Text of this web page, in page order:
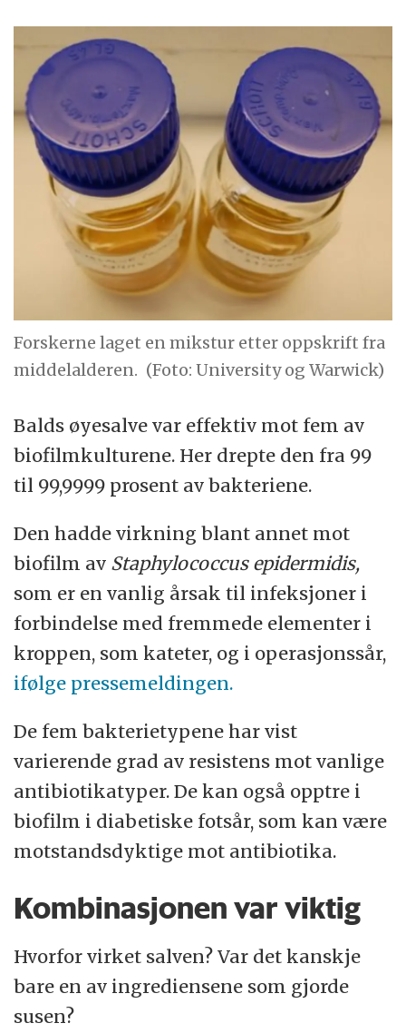
Forskerne laget en mikstur etter oppskrift fra
middelalderen. (Foto: University og Warwick)
Balds øyesalve var effektiv mot fem av
biofilmkulturene. Her drepte den fra 99
til 99,9999 prosent av bakteriene.
Den hadde virkning blant annet mot
biofilm av Staphylococcus epidermidis,
som er en vanlig årsak til infeksjoner i
forbindelse med fremmede elementer i
kroppen, som kateter, og i operasjonssår,
ifølge pressemeldingen.
De fem bakterietypene har vist
varierende grad av resistens mot vanlige
antibiotikatyper. De kan også opptre i
biofilm i diabetiske fotsår, som kan være
motstandsdyktige mot antibiotika.
Kombinasjonen var viktig
Hvorfor virket salven? Var det kanskje
bare en av ingrediensene som gjorde
susen?